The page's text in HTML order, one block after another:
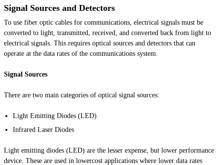
Signal Sources and Detectors
To use fiber optic cables for communications, electrical signals must be
converted to light, transmitted, received, and converted back from light to
electrical signals. This requires optical sources and detectors that can
operate at the data rates of the communications system.
Signal Sources
There are two main categories of optical signal sources:
Light Emitting Diodes (LED)
Infrared Laser Diodes
Light emitting diodes (LED) are the lesser expense, but lower performance
device. These are used in lowercost applications where lower data rates